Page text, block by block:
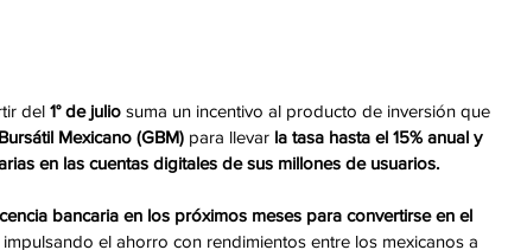
del 1° de julio suma un incentivo al producto de inversión que
Mexicano (GBM) para llevar la tasa hasta el 15% anual y
en las cuentas digitales de sus millones de usuarios.
bancaria en los próximos meses para convertirse en el
el ahorro con rendimientos entre los mexicanos a